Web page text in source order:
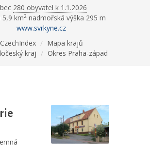
280 obyvatel k 1.1.2026
5,9 km2 nadmořská výška 295 m
www.svrkyne.cz
CzechIndex
Mapa krajů
kraj
Okres Praha-západ